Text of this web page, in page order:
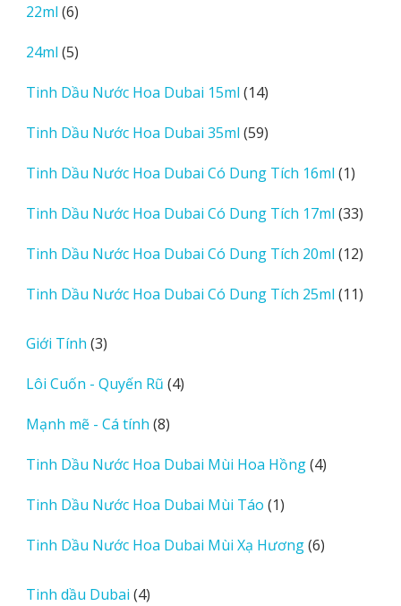
22ml 66
phẩm
24ml 55
phẩm
Tinh Dầu Nước Hoa Dubai 15ml 1414
phẩm
Tinh Dầu Nước Hoa Dubai 35ml 5959
phẩm
Tinh Dầu Nước Hoa Dubai Có Dung Tích 16ml 11
phẩm
Tinh Dầu Nước Hoa Dubai Có Dung Tích 17ml 3333
phẩm
Tinh Dầu Nước Hoa Dubai Có Dung Tích 20ml 1212
phẩm
Tinh Dầu Nước Hoa Dubai Có Dung Tích 25ml 1111
Giới Tính 33
phẩm
Lôi Cuốn - Quyến Rũ 44
Mạnh mẽ - Cá tính 88
phẩm
Tinh Dầu Nước Hoa Dubai Mùi Hoa Hồng 44
Tinh Dầu Nước Hoa Dubai Mùi Táo 11
phẩm
Tinh Dầu Nước Hoa Dubai Mùi Xạ Hương 66
Tinh dầu Dubai 44